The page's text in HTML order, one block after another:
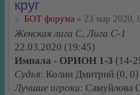
круг
БОТ форума » 23 мар 2020,
Женская лига С, Лига С-1
22.03.2020 (19:45)
Импала - ОРИОН 1-3 (14-
Судья: Колин Дмитрий (0, 0)
Лучшие игроки: Самуйлова